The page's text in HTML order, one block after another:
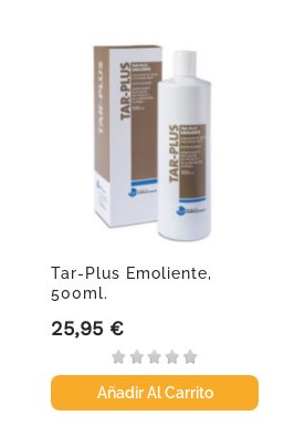
Tar-Plus Emoliente,
500ml.
Precio
25,95 €
Añadir Al Carrito